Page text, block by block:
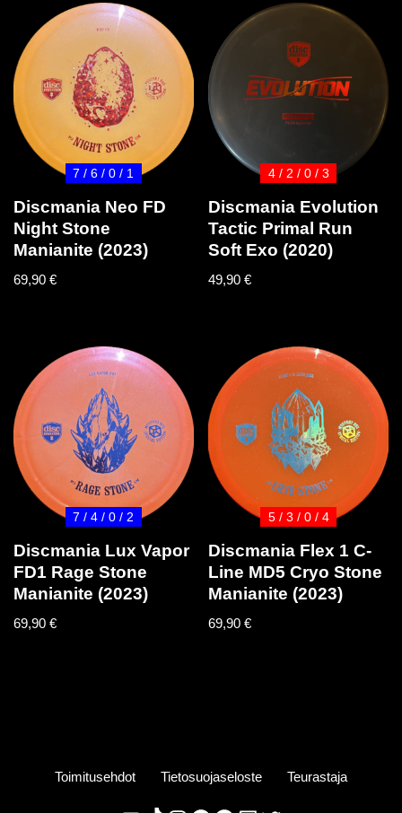
7 / 6 / 0 / 1
Discmania Neo FD
Night Stone
Manianite (2023)
69,90 €
4 / 2 / 0 / 3
Discmania Evolution
Tactic Primal Run
Soft Exo (2020)
49,90€
7 / 4 / 0 / 2
Discmania Lux Vapor
FD1 Rage Stone
Manianite (2023)
69,90 €
5 / 3 / 0 / 4
Discmania Flex 1 C-
Line MD5 Cryo Stone
Manianite (2023)
69,90€
Toimitusehdot Tietosuojaseloste Teurastaja